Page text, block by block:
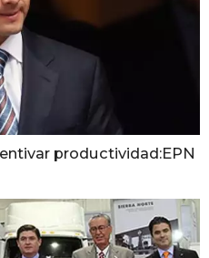
productividad:EPN